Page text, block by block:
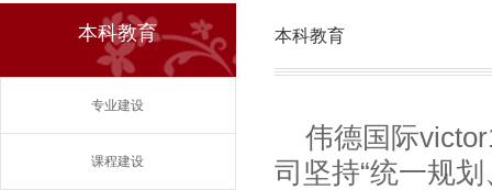
本科教育
专业建设
课程建设
本科教育
伟德国际
司坚持“统一规